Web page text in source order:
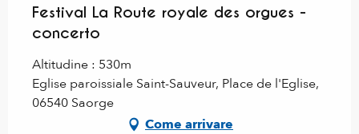
Festival La Route royale des orgues -
concerto
Altitudine : 530m
Eglise paroissiale Saint-Sauveur, Place de l'Eglise,
06540 Saorge
Come arrivare